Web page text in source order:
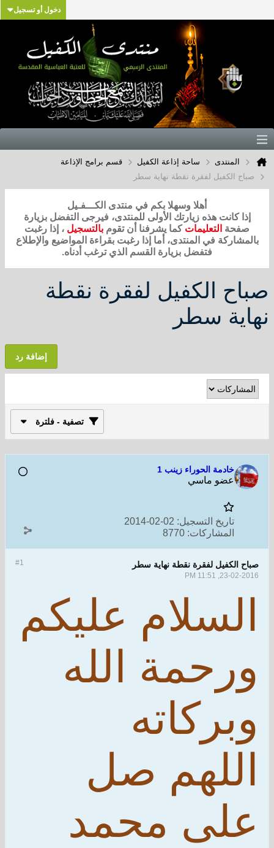
دخول أو تسجيل
المنتدى ساحة إذاعة الكفيل
قسم برامج الإذاعة
صباح الكفيل لفقرة نقطة نهاية سطر
أهلا وسهلا بكم في منتدى الكـــفـيل
إذا كانت هذه زيارتك الأولى للمنتدى، فيرجى التفضل بزيارة
صفحة التعليمات كما يشرفنا أن تقوم بالتسجيل ، إذا رغبت
بالمشاركة في المنتدى، أما إذا رغبت بقراءة المواضيع والإطلاع
فتفضل بزيارة القسم الذي ترغب أدناه.
صباح الكفيل لفقرة نقطة
نهاية سطر
إضافة رد
تصفية - فلترة
خادمة الحوراء زينب 1
عضو ماسي
تاريخ التسجيل: 02-02-2014
المشاركات: 8770
#1 صباح الكفيل لفقرة نقطة نهاية سطر
23-02-2016, 11:51 PM
السلام عليكم
ورحمة الله
وبركاته
اللهم صل
على محمد